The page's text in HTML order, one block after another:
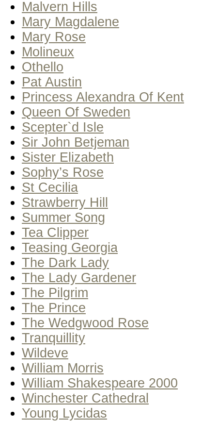
Malvern Hills
Mary Magdalene
Mary Rose
Molineux
Othello
Pat Austin
Princess Alexandra Of Kent
Queen Of Sweden
Scepter`d Isle
Sir John Betjeman
Sister Elizabeth
Sophy’s Rose
St Cecilia
Strawberry Hill
Summer Song
Tea Clipper
Teasing Georgia
The Dark Lady
The Lady Gardener
The Pilgrim
The Prince
The Wedgwood Rose
Tranquillity
Wildeve
William Morris
William Shakespeare 2000
Winchester Cathedral
Young Lycidas